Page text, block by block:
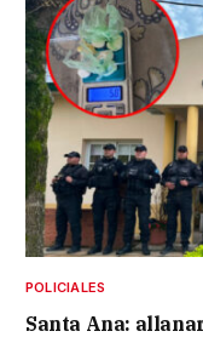
POLICIALES
Santa Ana: